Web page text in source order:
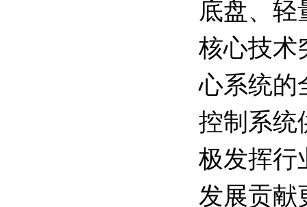
底盘、轻
核心技术
心系统的
控制系统
极发挥行
发展贡献